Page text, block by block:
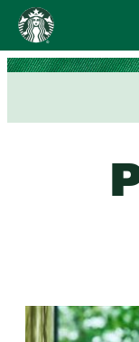
content
Go
to
ー
ズ
homepage